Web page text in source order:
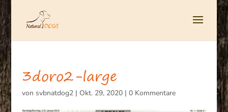
3doro2-large
von svbnatdog2| Okt. 29, 2020| 0 Kommentare